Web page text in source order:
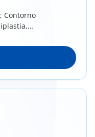
Contorno
Toxina
e
de
mão;